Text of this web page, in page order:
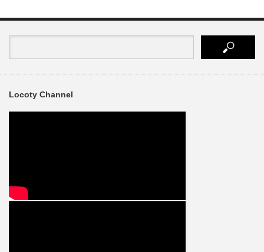
Locoty Channel